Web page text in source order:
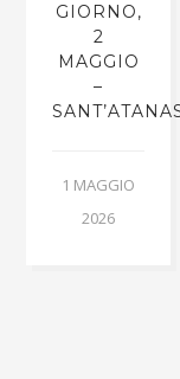
GIORNO,
2
MAGGIO
–
1 MAGGIO
2026